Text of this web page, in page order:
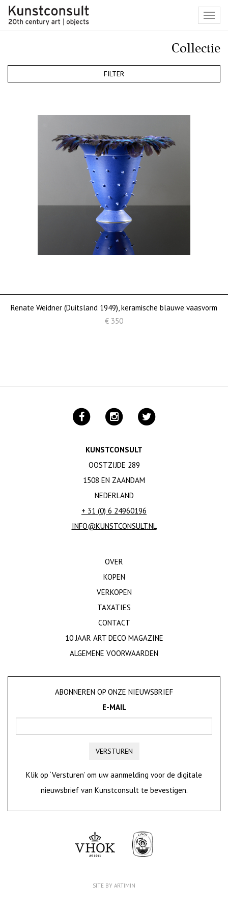
Collectie
FILTER
Renate Weidner (Duitsland 1949), keramische blauwe vaasvorm
€ 350
KUNSTCONSULT
OOSTZIJDE 289
1508 EN ZAANDAM
NEDERLAND
+ 31 (0) 6 24960196
INFO@KUNSTCONSULT.NL
OVER
KOPEN
VERKOPEN
TAXATIES
CONTACT
10 JAAR ART DECO MAGAZINE
ALGEMENE VOORWAARDEN
ABONNEREN OP ONZE NIEUWSBRIEF
E-MAIL
VERSTUREN
Klik op ‘Versturen’ om uw aanmelding voor de digitale
nieuwsbrief van Kunstconsult te bevestigen.
SITE BY ARTIMIN